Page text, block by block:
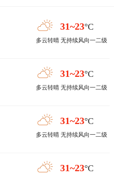
31~23°C
多云转晴 无持续风向一二级
31~23°C
多云转晴 无持续风向一二级
31~23°C
多云转晴 无持续风向一二级
31~23°C